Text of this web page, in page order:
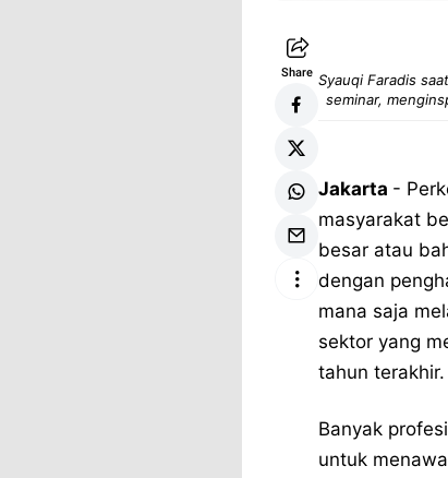
Share Syauqi Faradis
seminar,
Jakarta -
masyarakat
besar atau
dengan
mana saja
sektor yang
tahun terakhir.
Banyak
untuk